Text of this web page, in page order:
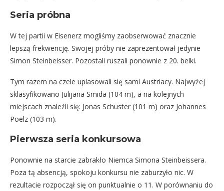
Seria próbna
W tej partii w Eisenerz mogliśmy zaobserwować znacznie
lepszą frekwencję. Swojej próby nie zaprezentował jedynie
Simon Steinbeisser. Pozostali ruszali ponownie z 20. belki.
Tym razem na czele uplasowali się sami Austriacy. Najwyżej
sklasyfikowano Julijana Smida (104 m), a na kolejnych
miejscach znaleźli się: Jonas Schuster (101 m) oraz Johannes
Poelz (103 m).
Pierwsza seria konkursowa
Ponownie na starcie zabrakło Niemca Simona Steinbeissera.
Poza tą absencją, spokoju konkursu nie zaburzyło nic. W
rezultacie rozpoczął się on punktualnie o 11. W porównaniu do